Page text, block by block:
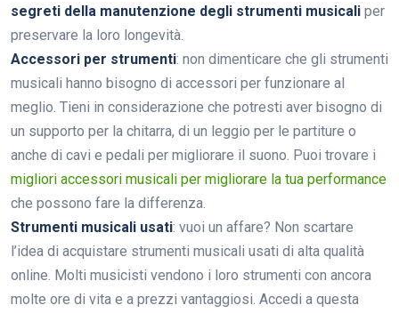
segreti della manutenzione degli strumenti musicali per
preservare la loro longevità.
Accessori per strumenti: non dimenticare che gli strumenti
musicali hanno bisogno di accessori per funzionare al
meglio. Tieni in considerazione che potresti aver bisogno di
un supporto per la chitarra, di un leggio per le partiture o
anche di cavi e pedali per migliorare il suono. Puoi trovare i
migliori accessori musicali per migliorare la tua performance
che possono fare la differenza.
Strumenti musicali usati: vuoi un affare? Non scartare
l’idea di acquistare strumenti musicali usati di alta qualità
online. Molti musicisti vendono i loro strumenti con ancora
molte ore di vita e a prezzi vantaggiosi. Accedi a questa